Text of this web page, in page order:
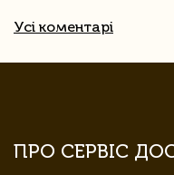
Усі коментарі
ПРО СЕРВІС